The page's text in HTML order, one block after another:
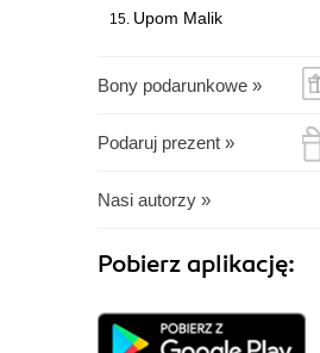
Upom Malik
Bony podarunkowe »
Podaruj prezent »
Nasi autorzy »
Pobierz aplikację: